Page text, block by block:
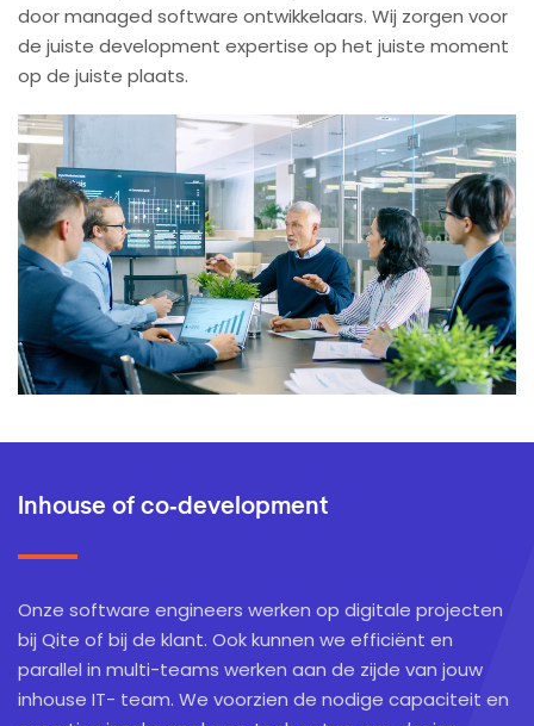
door managed software ontwikkelaars. Wij zorgen voor
de juiste development expertise op het juiste moment
op de juiste plaats.
Inhouse of co-development
Onze software engineers werken op digitale projecten
bij Qite of bij de klant. Ook kunnen we efficiënt en
parallel in multi-teams werken aan de zijde van jouw
inhouse IT- team. We voorzien de nodige capaciteit en